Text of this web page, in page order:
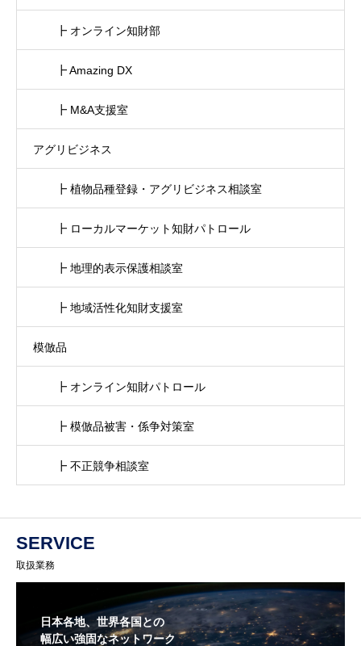
┣ オンライン知財部
┣ Amazing DX
┣ M&A支援室
アグリビジネス
┣ 植物品種登録・アグリビジネス相談室
┣ ローカルマーケット知財パトロール
┣ 地理的表示保護相談室
┣ 地域活性化知財支援室
模倣品
┣ オンライン知財パトロール
┣ 模倣品被害・係争対策室
┣ 不正競争相談室
SERVICE
取扱業務
日本各地、世界各国との
幅広い強固なネットワーク